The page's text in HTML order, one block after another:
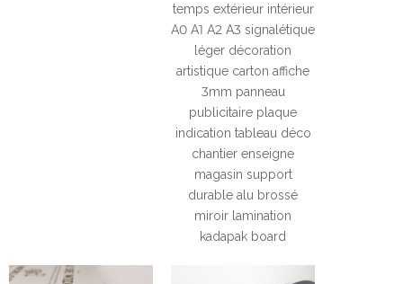
temps extérieur intérieur
A0 A1 A2 A3 signalétique
léger décoration
artistique carton affiche
3mm panneau
publicitaire plaque
indication tableau déco
chantier enseigne
magasin support
durable alu brossé
miroir lamination
kadapak board